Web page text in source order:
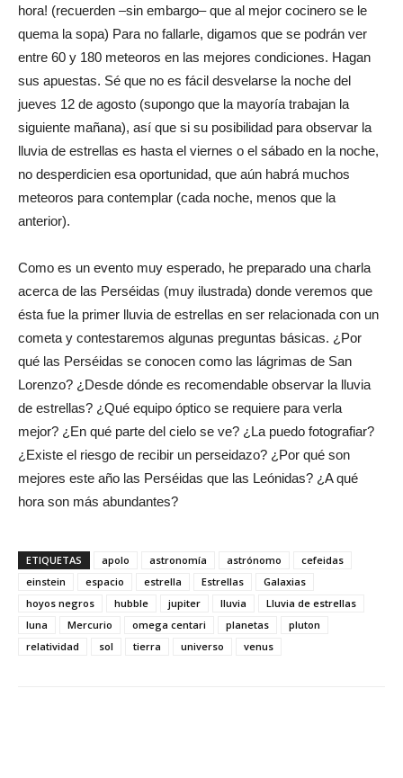
hora! (recuerden –sin embargo– que al mejor cocinero se le
quema la sopa) Para no fallarle, digamos que se podrán ver
entre 60 y 180 meteoros en las mejores condiciones. Hagan
sus apuestas. Sé que no es fácil desvelarse la noche del
jueves 12 de agosto (supongo que la mayoría trabajan la
siguiente mañana), así que si su posibilidad para observar la
lluvia de estrellas es hasta el viernes o el sábado en la noche,
no desperdicien esa oportunidad, que aún habrá muchos
meteoros para contemplar (cada noche, menos que la
anterior).
Como es un evento muy esperado, he preparado una charla
acerca de las Perséidas (muy ilustrada) donde veremos que
ésta fue la primer lluvia de estrellas en ser relacionada con un
cometa y contestaremos algunas preguntas básicas. ¿Por
qué las Perséidas se conocen como las lágrimas de San
Lorenzo? ¿Desde dónde es recomendable observar la lluvia
de estrellas? ¿Qué equipo óptico se requiere para verla
mejor? ¿En qué parte del cielo se ve? ¿La puedo fotografiar?
¿Existe el riesgo de recibir un perseidazo? ¿Por qué son
mejores este año las Perséidas que las Leónidas? ¿A qué
hora son más abundantes?
ETIQUETAS apolo astronomía astrónomo
cefeidas
einstein
espacio estrella Estrellas
Galaxias
hoyos negros
hubble jupiter lluvia
Lluvia de estrellas
luna
Mercurio omega centari planetas
pluton
relatividad
sol tierra universo venus